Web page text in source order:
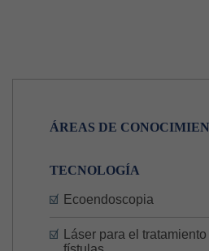
ÁREAS DE
TECNOLOGÍA
Ecoendoscopia
Láser para el